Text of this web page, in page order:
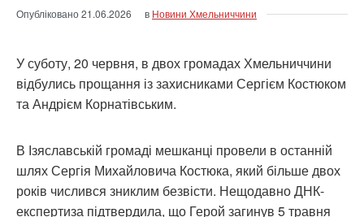
Опубліковано21.06.2026 в Новини Хмельниччини
У суботу, 20 червня, в двох громадах Хмельниччини
відбулись прощання із захисниками Сергієм Костюком
та Андрієм Корнатівським.
В Ізяславській громаді мешканці провели в останній
шлях Сергія Михайловича Костюка, який більше двох
років числився зниклим безвісти. Нещодавно ДНК-
експертиза підтвердила, що Герой загинув 5 травня